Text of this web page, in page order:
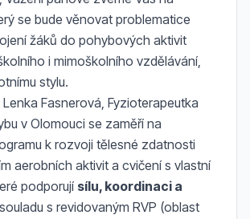
se bude věnovat problematice
žáků do pohybových aktivit
i mimoškolního vzdělávání,
stylu.
Fasnerová, Fyzioterapeutka
v Olomouci se zaměří na
k rozvoji tělesné zdatnosti
aerobních aktivit a cvičení s vlastní
podporují sílu, koordinaci a
s revidovaným RVP (oblast